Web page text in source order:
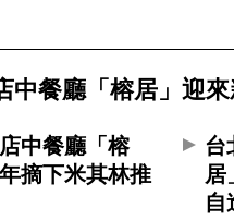
中餐廳「榕居」迎
中餐廳「榕
摘下米其林推
台
居
自